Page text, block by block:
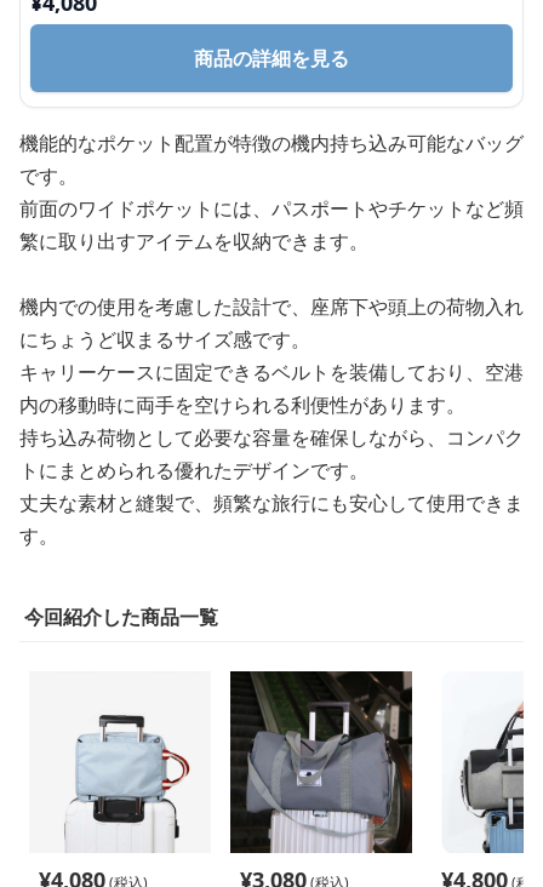
商品の詳細を見る
機能的なポケット配置が特徴の機内持ち込み可能なバッグ
です。
前面のワイドポケットには、パスポートやチケットなど頻
繁に取り出すアイテムを収納できます。
機内での使用を考慮した設計で、座席下や頭上の荷物入れ
にちょうど収まるサイズ感です。
キャリーケースに固定できるベルトを装備しており、空港
内の移動時に両手を空けられる利便性があります。
持ち込み荷物として必要な容量を確保しながら、コンパク
トにまとめられる優れたデザインです。
丈夫な素材と縫製で、頻繁な旅行にも安心して使用できま
す。
今回紹介した商品一覧
¥4,080(税込)
¥3,080(税込)
¥4,800(税